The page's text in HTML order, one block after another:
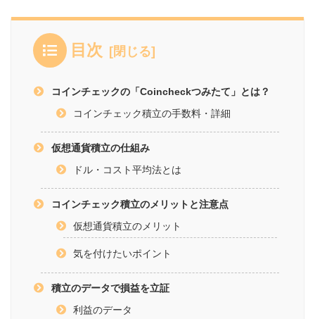
目次
コインチェックの「Coincheckつみたて」とは？
コインチェック積立の手数料・詳細
仮想通貨積立の仕組み
ドル・コスト平均法とは
コインチェック積立のメリットと注意点
仮想通貨積立のメリット
気を付けたいポイント
積立のデータで損益を立証
利益のデータ